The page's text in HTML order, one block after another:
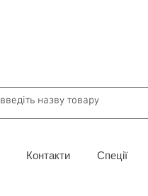
Контакти Спеції